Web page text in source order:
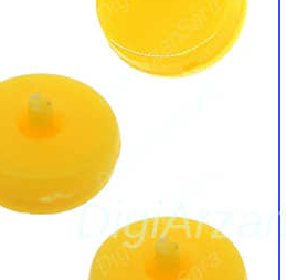
DigiArzanSara
DigiArzanSara
DigiArzanSara